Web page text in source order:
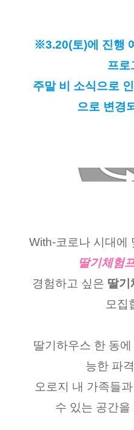
※3.20(토)에 진행
프로
주말 비 소식으로
으로 변경
With-코로나 시대에
딸기체험
경험하고 싶은 딸기
모집
딸기하우스 한 동
능한 파
오로지 내 가족들
수 있는 공간